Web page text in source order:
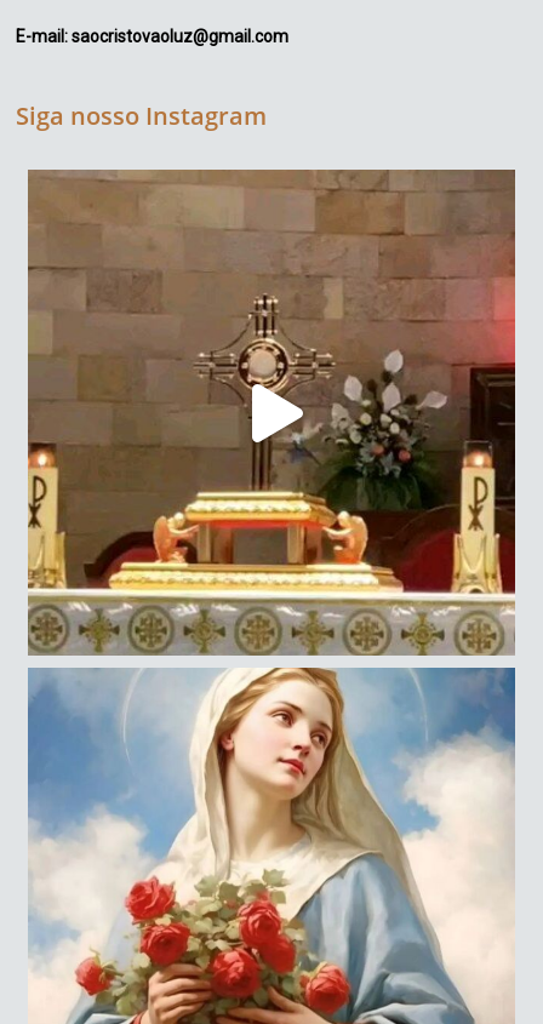
E-mail: saocristovaoluz@gmail.com
Siga nosso Instagram